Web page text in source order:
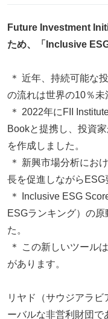
Future Investment
ため、「 Inclusive
＊ 近年、持続可能な
の流れは世界の10％未
＊ 2022年にFII
Bookと提携し、投資
を作成しました。
＊ 新興市場分析にお
長を促進しながらESG
＊ Inclusive ESG
ESGランキング）の
た。
＊ この新しいツール
があります。
リヤド（サウジアラ
ーバルな非営利財団で